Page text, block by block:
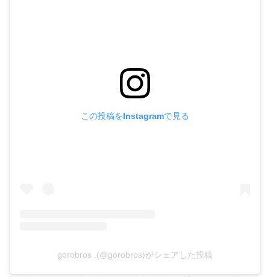
この投稿をInstagramで見る
gorobros .(@gorobros)がシェアした投稿